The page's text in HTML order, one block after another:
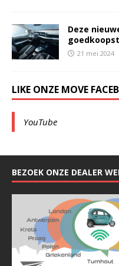
Deze
21 mei 2024
LIKE ONZE MOVE
YouTube
BEZOEK ONZE DEALER